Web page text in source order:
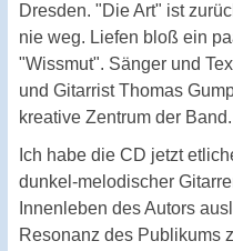
Dresden. "Die Art" ist
nie weg. Liefen bloß ein
"Wissmut". Sänger und
und Gitarrist Thomas
kreative Zentrum der Band.
Ich habe die CD jetzt
dunkel-melodischer
Innenleben des Autors
Resonanz des Publikums